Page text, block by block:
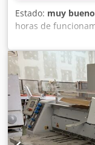
Estado: muy
horas de
Machinery para el
enrollado. La
eficientemente las
adecuada para el
fabricación de
otras aplicaciones
robusto, fácil
materiales. Credpfx